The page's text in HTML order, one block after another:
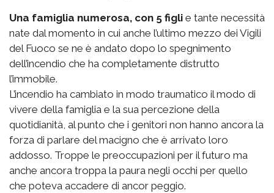
Una famiglia numerosa, con 5 figli e tante necessità
nate dal momento in cui anche l’ultimo mezzo dei Vigili
del Fuoco se ne è andato dopo lo spegnimento
dell’incendio che ha completamente distrutto
l’immobile.
L’incendio ha cambiato in modo traumatico il modo di
vivere della famiglia e la sua percezione della
quotidianità, al punto che i genitori non hanno ancora la
forza di parlare del macigno che è arrivato loro
addosso. Troppe le preoccupazioni per il futuro ma
anche ancora troppa la paura negli occhi per quello
che poteva accadere di ancor peggio.